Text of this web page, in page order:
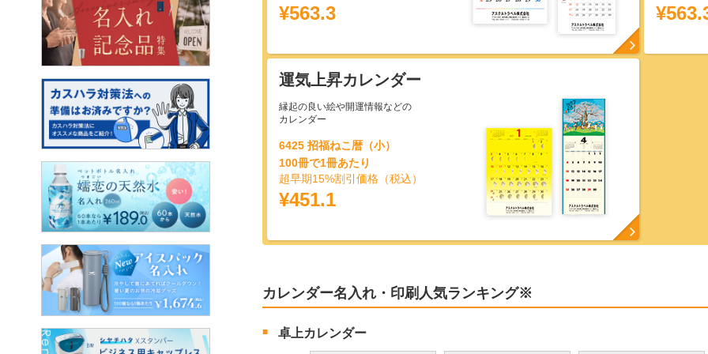
¥563.3
運気上昇カレンダー
縁起の良い絵や開運情報などの
カレンダー
6425 招福ねこ暦（小）
100冊で1冊あたり
超早期15%割引価格（税込）
¥451.1
カレンダー名入れ・印刷人気ランキング※
卓上カレンダー